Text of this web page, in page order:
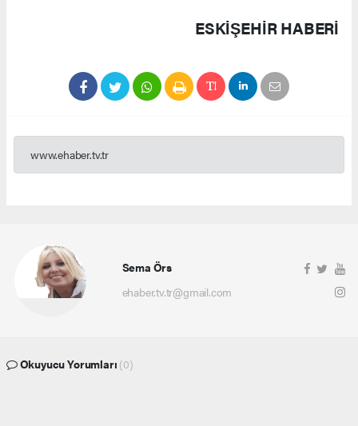
ESKIŞEHIR HABERİ
www.ehaber.tv.tr
Sema Örs
ehaber.tv.tr@gmail.com
Okuyucu Yorumları (0)